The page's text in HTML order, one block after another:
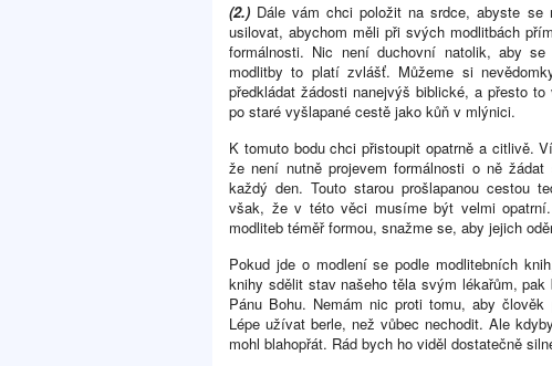
(2.) Dále vám chci položit na srdce, abyste se
usilovat, abychom měli při svých modlitbách
formálnosti. Nic není duchovní natolik, aby
modlitby to platí zvlášť. Můžeme si
předkládat žádosti nanejvýš biblické, a přesto
po staré vyšlapané cestě jako kůň v mlýnici.
K tomuto bodu chci přistoupit opatrně a citlivě.
že není nutně projevem formálnosti o ně
každý den. Touto starou prošlapanou cestou
však, že v této věci musíme být velmi
modliteb téměř formou, snažme se, aby jejich
Pokud jde o modlení se podle modlitebních
knihy sdělit stav našeho těla svým lékařům,
Pánu Bohu. Nemám nic proti tomu, aby
Lépe užívat berle, než vůbec nechodit. Ale
mohl blahopřát. Rád bych ho viděl dostatečně